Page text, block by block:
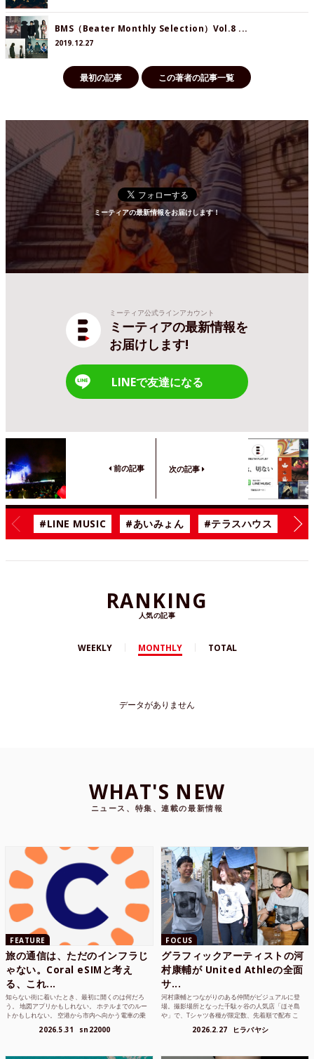
BMS（Beater Monthly Selection）Vol.8 ...
2019.12.27
最初の記事 この著者の記事一覧
ミーティアの最新情報をお届けします！
ミーティア公式ラインアカウント
ミーティアの最新情報を
お届けします!
LINEで友達になる
前の記事 次の記事
#LINE MUSIC #あいみょん #テラスハウス #漫
RANKING
人気の記事
WEEKLY MONTHLY TOTAL
データがありません
WHAT'S NEW
ニュース、特集、連載の最新情報
FEATURE
旅の通信は、ただのインフラじ
ゃない。Coral eSIMと考え
る、これ...
知らない街に着いたとき、最初に開くのは何だろ
う。 地図アプリかもしれない。 ホテルまでのルー
トかもしれない。 空港から市内へ向かう電車の乗
2026.5.31 sn22000
FOCUS
グラフィックアーティストの河
村康輔が United Athleの全面
サ...
河村康輔とつながりのある仲間がビジュアルに登
場。撮影場所となった千駄ヶ谷の人気店「ほそ島
や」で、Tシャツ各種が限定数、先着順で配布 こ
2026.2.27 ヒラバヤシ